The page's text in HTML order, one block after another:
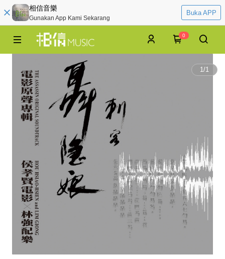
相信音樂
Gunakan App Kami Sekarang
Buka APP
0
1/1